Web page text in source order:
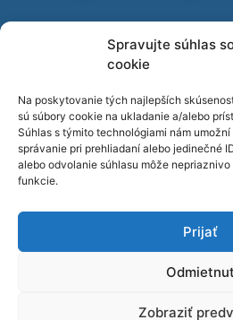
Spravujte súhlas
cookie
Na poskytovanie tých najlepších
sú súbory cookie na ukladanie a/alebo
Súhlas s týmito technológiami nám
správanie pri prehliadaní alebo jedinečné
alebo odvolanie súhlasu môže
funkcie.
Prijať
Zobraziť
Oznamovanie
Naše pracoviská
O nás
Kariéra
Blog
Video